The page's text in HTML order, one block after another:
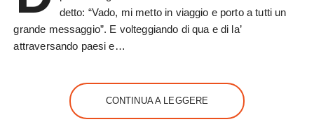
detto: “Vado, mi metto in viaggio e porto a tutti un
grande messaggio”. E volteggiando di qua e di la’
attraversando paesi e…
CONTINUA A LEGGERE